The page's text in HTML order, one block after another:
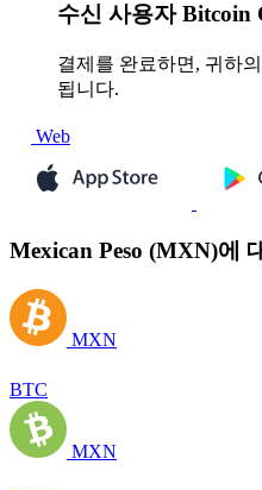
수신 사용자 Bitcoin
결제를 완료하면, 귀하
됩니다.
Web
Mexican Peso (MXN)에
MXN
BTC
MXN